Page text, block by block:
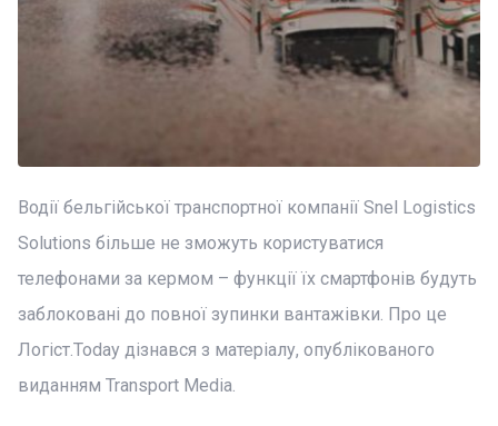
Водії бельгійської транспортної компанії Snel Logistics
Solutions більше не зможуть користуватися
телефонами за кермом – функції їх смартфонів будуть
заблоковані до повної зупинки вантажівки. Про це
Логіст.Today дізнався з матеріалу, опублікованого
виданням Transport Media.